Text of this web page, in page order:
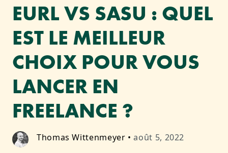
contenuEURL VS SASU : QUEL
EST LE MEILLEUR
CHOIX POUR VOUS
LANCER EN
FREELANCE ?
Thomas Wittenmeyer • août 5, 2022